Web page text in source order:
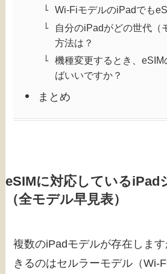
Wi-FiモデルのiPadでも
自分のiPadがどの世代（
方法は？
機種変更するとき、eSIM
ばいいですか？
まとめ
eSIMに対応しているiPad
（全モデル早見表）
複数のiPadモデルが存在しま
きるのはセルラーモデル（Wi-